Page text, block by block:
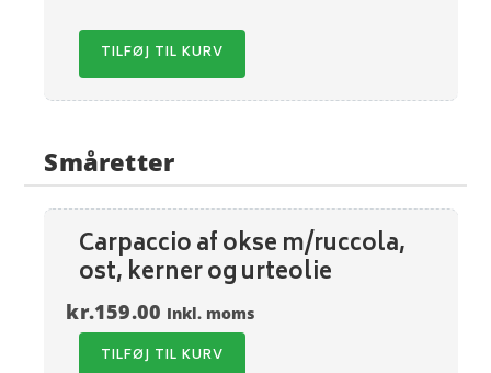
TILFØJ TIL KURV
Småretter
Carpaccio af okse m/ruccola,
ost, kerner og urteolie
kr.159.00 Inkl. moms
TILFØJ TIL KURV